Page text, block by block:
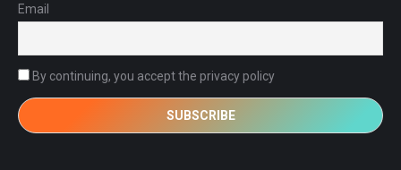
Email
By continuing, you accept the privacy policy